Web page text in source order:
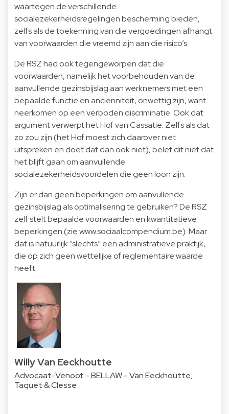
waartegen de verschillende
socialezekerheidsregelingen bescherming bieden,
zelfs als de toekenning van die vergoedingen afhangt
van voorwaarden die vreemd zijn aan die risico’s.
De RSZ had ook tegengeworpen dat die
voorwaarden, namelijk het voorbehouden van de
aanvullende gezinsbijslag aan werknemers met een
bepaalde functie en anciënniteit, onwettig zijn, want
neerkomen op een verboden discriminatie. Ook dat
argument verwerpt het Hof van Cassatie. Zelfs als dat
zo zou zijn (het Hof moest zich daarover niet
uitspreken en doet dat dan ook niet), belet dit niet dat
het blijft gaan om aanvullende
socialezekerheidsvoordelen die geen loon zijn.
Zijn er dan geen beperkingen om aanvullende
gezinsbijslag als optimalisering te gebruiken? De RSZ
zelf stelt bepaalde voorwaarden en kwantitatieve
beperkingen (ziewww.sociaalcompendium.be). Maar
dat is natuurlijk “slechts“ een administratieve praktijk,
die op zich geen wettelijke of reglementaire waarde
heeft.
Willy Van Eeckhoutte
Advocaat-Venoot - BELLAW - Van Eeckhoutte,
Taquet & Clesse